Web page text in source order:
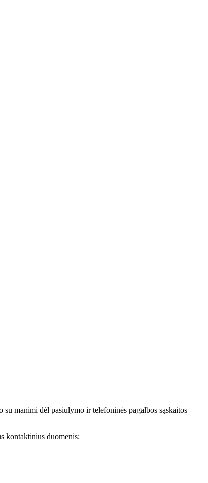
manimi dėl pasiūlymo ir telefoninės pagalbos sąskaitos
kontaktinius duomenis: